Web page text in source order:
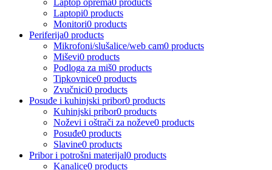
Laptopi0 products
Monitori0 products
Periferija0 products
Mikrofoni/slušalice/web cam0 products
Miševi0 products
Podloga za miš0 products
Tipkovnice0 products
Zvučnici0 products
Posuđe i kuhinjski pribor0 products
Kuhinjski pribor0 products
Noževi i oštrači za noževe0 products
Posuđe0 products
Slavine0 products
Pribor i potrošni materijal0 products
Kanalice0 products